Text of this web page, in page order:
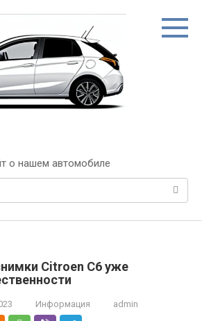
о нашем автомобиле
Citroen C6 уже
Информация admin